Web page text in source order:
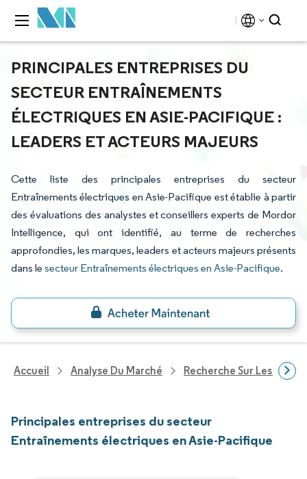
PRINCIPALES ENTREPRISES DU
SECTEUR ENTRAÎNEMENTS
ÉLECTRIQUES EN ASIE-PACIFIQUE :
LEADERS ET ACTEURS MAJEURS
Cette liste des principales entreprises du secteur
Entraînements électriques en Asie-Pacifique est établie à partir
des évaluations des analystes et conseillers experts de Mordor
Intelligence, qui ont identifié, au terme de recherches
approfondies, les marques, leaders et acteurs majeurs présents
dans le secteur Entraînements électriques en Asie-Pacifique.
Accueil Analyse Du Marché Recherche Sur Les
Principales entreprises du secteur
Entraînements électriques en Asie-Pacifique